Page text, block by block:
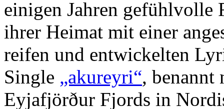
einigen Jahren
ihrer Heimat mit einer
reifen und entwickelten
Single „akureyri“, benannt
Eyjafjörður Fjords in